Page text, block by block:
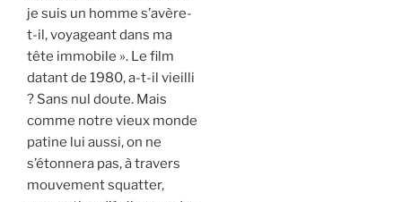
je suis un homme s’avère-
t-il, voyageant dans ma
tête immobile ». Le film
datant de 1980, a-t-il vieilli
? Sans nul doute. Mais
comme notre vieux monde
patine lui aussi, on ne
s’étonnera pas, à travers
mouvement squatter,